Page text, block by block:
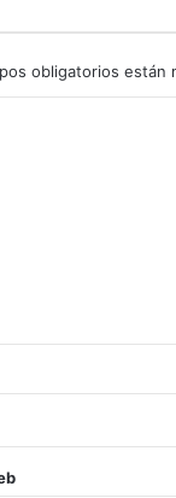
obligatorios están